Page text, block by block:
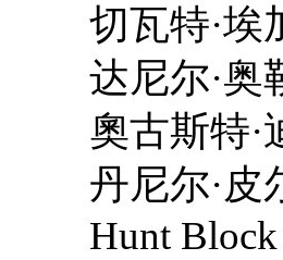
·埃加福
·奥勒布里
特·迪赫
·皮尔斯
Block